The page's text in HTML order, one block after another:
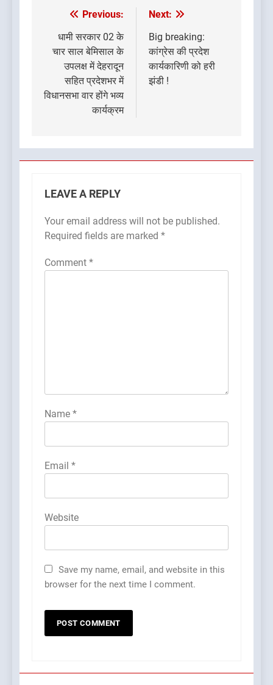
Post
navigation
Previous:
धामी सरकार 02 के
चार साल बेमिसाल के
उपलक्ष में देहरादून
सहित प्रदेशभर में
विधानसभा वार होंगे भव्य
कार्यक्रम
Next:
Big breaking:
कांग्रेस की प्रदेश
कार्यकारिणी को हरी
झंडी !
LEAVE A REPLY
Your email address will not be published.
Required fields are marked *
Comment *
Name *
Email *
Website
Save my name, email, and website in this
browser for the next time I comment.